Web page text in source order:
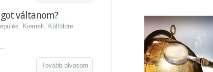
váltanom?
, Kiemelt, Külföldre
Tovább olvasom